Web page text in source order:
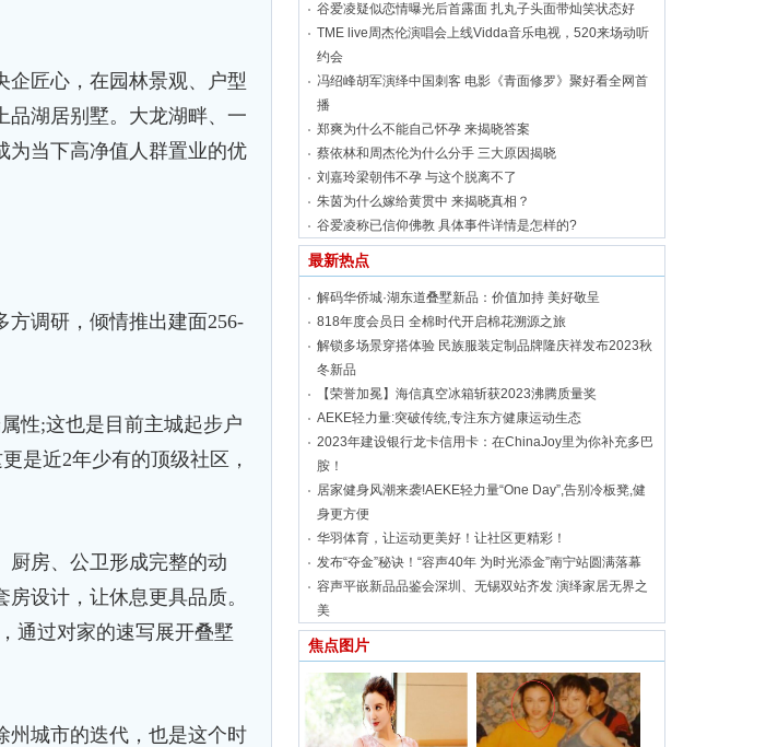
匠心，在园林景观、户型
品湖居别墅。大龙湖畔、一
为当下高净值人群置业的优
调研，倾情推出建面256-
性;这也是目前主城起步户
是近2年少有的顶级社区，
房、公卫形成完整的动
设计，让休息更具品质。
通过对家的速写展开叠墅
城市的迭代，也是这个时
谷爱凌疑似恋情曝光后首露面 扎丸子头面带灿笑状态好
TME live周杰伦演唱会上线Vidda音乐电视，520来场动听
约会
冯绍峰胡军演绎中国刺客 电影《青面修罗》聚好看全网首
播
郑爽为什么不能自己怀孕 来揭晓答案
蔡依林和周杰伦为什么分手 三大原因揭晓
刘嘉玲梁朝伟不孕 与这个脱离不了
朱茵为什么嫁给黄贯中 来揭晓真相？
谷爱凌称已信仰佛教 具体事件详情是怎样的?
最新热点
​解码华侨城·湖东道叠墅新品：价值加持 美好敬呈
818年度会员日 全棉时代开启棉花溯源之旅
解锁多场景穿搭体验 民族服装定制品牌隆庆祥发布2023秋
冬新品
【荣誉加冕】海信真空冰箱斩获2023沸腾质量奖
AEKE轻力量:突破传统,专注东方健康运动生态
2023年建设银行龙卡信用卡：在ChinaJoy里为你补充多巴
胺！
居家健身风潮来袭!AEKE轻力量“One Day”,告别冷板凳,健
身更方便
华羽体育，让运动更美好！让社区更精彩！
发布“夺金”秘诀！“容声40年 为时光添金”南宁站圆满落幕
容声平嵌新品品鉴会深圳、无锡双站齐发 演绎家居无界之
美
焦点图片